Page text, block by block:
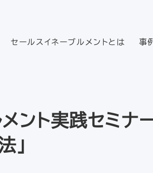
セールスイネーブルメントとは 事
メント実践セミ
」